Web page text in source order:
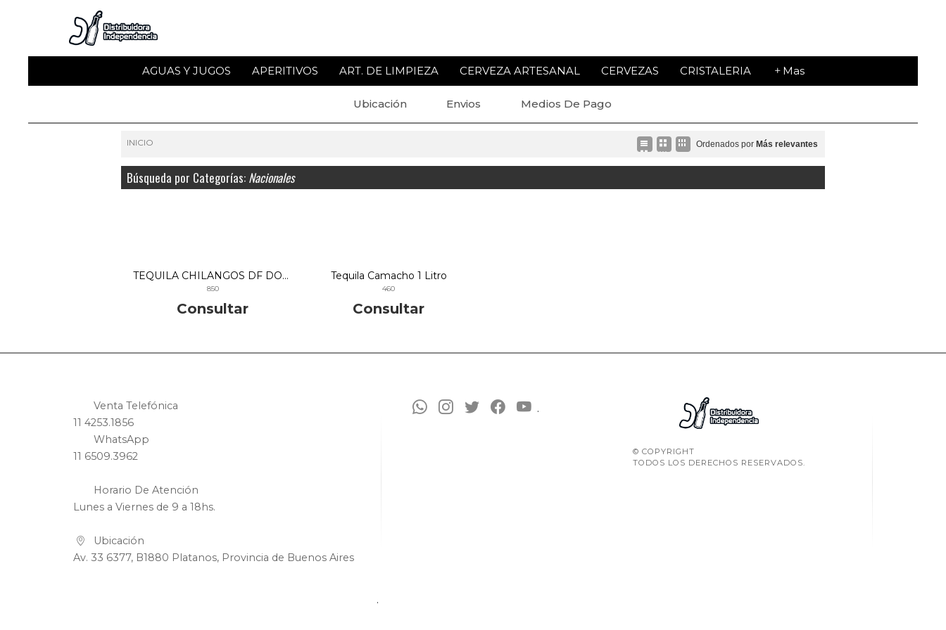
AGUAS Y JUGOS APERITIVOS ART. DE LIMPIEZA CERVEZA ARTESANAL CERVEZAS CRISTALERIA Mas
Ubicación Envios Medios De Pago
INICIO Ordenados por Más relevantes
Búsqueda por Categorías: Nacionales
TEQUILA CHILANGOS DF DORADO 750 CC X 6
850
Consultar
Tequila Camacho 1 Litro
460
Consultar
Venta Telefónica
11 4253.1856
WhatsApp
11 6509.3962
Horario De Atención
Lunes a Viernes de 9 a 18hs.
Ubicación
Av. 33 6377, B1880 Platanos, Provincia de Buenos Aires
.
© COPYRIGHT
TODOS LOS DERECHOS RESERVADOS.
.